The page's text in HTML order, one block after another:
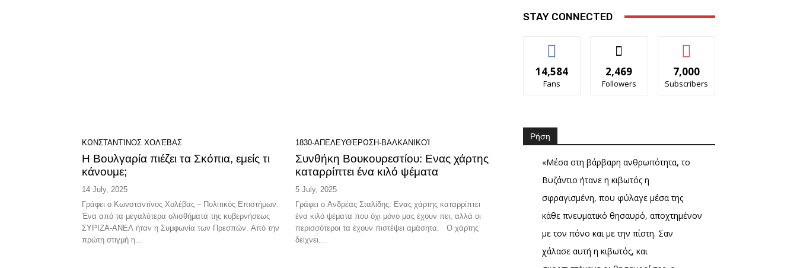
ΚΩΝΣΤΑΝΤΊΝΟΣ ΧΟΛΈΒΑΣ
Η Βουλγαρία πιέζει τα Σκόπια, εμείς τι
κάνουμε;
14 July, 2025
Γράφει ο Κωνσταντίνος Χολέβας – Πολιτικός Επιστήμων.
Ένα από τα μεγαλύτερα ολισθήματα της κυβερνήσεως
ΣΥΡΙΖΑ-ΑΝΕΛ ήταν η Συμφωνία των Πρεσπών. Από την
πρώτη στιγμή η...
1830-ΑΠΕΛΕΥΘΈΡΩΣΗ-ΒΑΛΚΑΝΙΚΟΊ
Συνθήκη Βουκουρεστίου: Ενας χάρτης
καταρρίπτει ένα κιλό ψέματα
5 July, 2025
Γράφει ο Ανδρέας Σταλίδης. Ενας χάρτης καταρρίπτει
ένα κιλό ψέματα που όχι μόνο μας έχουν πει, αλλά οι
περισσότεροι τα έχουν πιστέψει αμάσητα. Ο χάρτης
δείχνει...
STAY CONNECTED
14,584
Fans
2,469
Followers
7,000
Subscribers
Ρήση
«Μέσα στη βάρβαρη ανθρωπότητα, το
Βυζάντιο ήτανε η κιβωτός η
σφραγισμένη, που φύλαγε μέσα της
κάθε πνευματικό θησαυρό, αποχτημένον
με τον πόνο και με την πίστη. Σαν
χάλασε αυτή η κιβωτός, και